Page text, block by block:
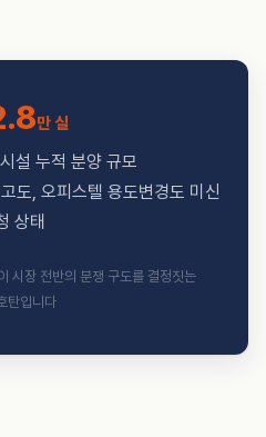
만 실
설 누적 분양 규모
도, 오피스텔 용도변경도 미신
상태
시장 전반의 분쟁 구도를 결정짓는
탄입니다